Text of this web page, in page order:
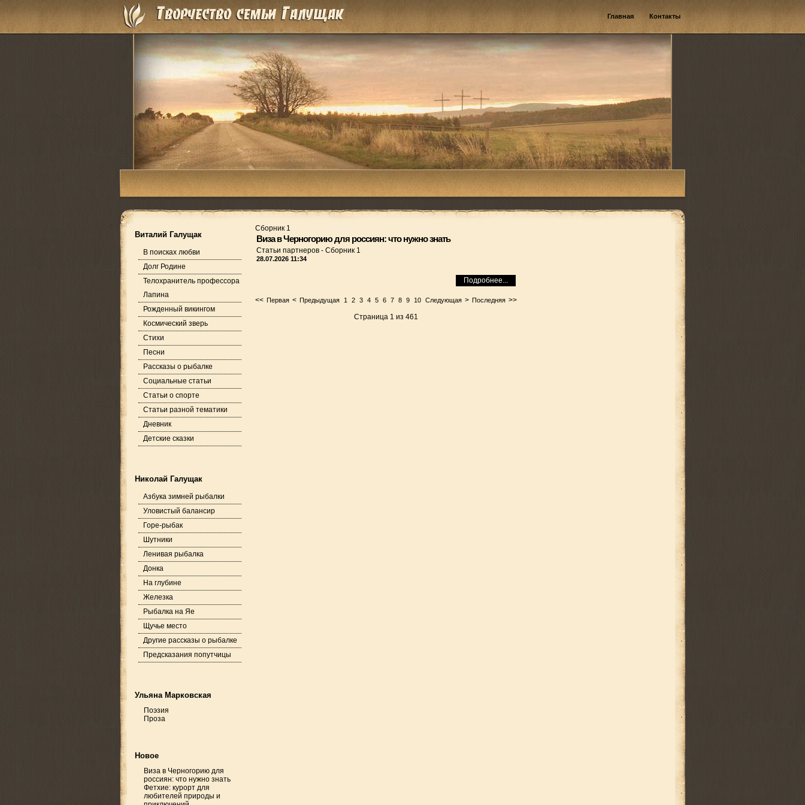
Главная Контакты
Виталий Галущак
В поисках любви
Долг Родине
Телохранитель профессора
Лапина
Рожденный викингом
Космический зверь
Стихи
Песни
Рассказы о рыбалке
Социальные статьи
Статьи о спорте
Статьи разной тематики
Дневник
Детские сказки
Николай Галущак
Азбука зимней рыбалки
Уловистый балансир
Горе-рыбак
Шутники
Ленивая рыбалка
Донка
На глубине
Железка
Рыбалка на Яе
Щучье место
Другие рассказы о рыбалке
Предсказания попутчицы
Ульяна Марковская
Поэзия
Проза
Новое
Виза в Черногорию для
россиян: что нужно знать
Фетхие: курорт для
любителей природы и
Сборник 1
Виза в Черногорию для россиян: что нужно знать
Статьи партнеров - Сборник 1
28.07.2026 11:34
Подробнее...
<< Первая < Предыдущая 1 2 3 4 5 6 7 8 9 10 Следующая > Последняя >>
Страница 1 из 461